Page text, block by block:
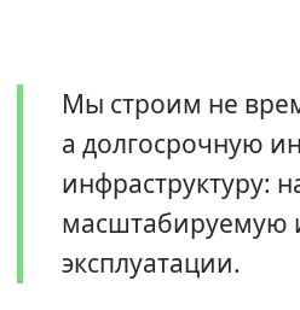
Мы строим не
а долгосрочную
инфраструктуру:
масштабируемую
эксплуатации.